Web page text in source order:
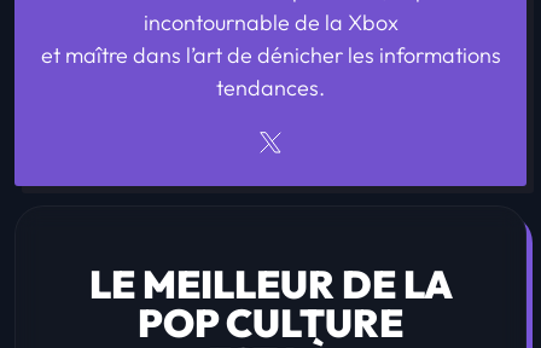
incontournable de la Xbox
et maître dans l’art de dénicher les informations
tendances.
LE MEILLEUR DE LA
POP CULTURE